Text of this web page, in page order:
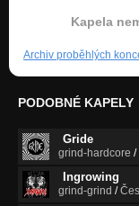
Kapela
Archiv proběhlých
PODOBNÉ KAPELY
Gride
grind-hardcore /
Ingrowing
grind-grind /